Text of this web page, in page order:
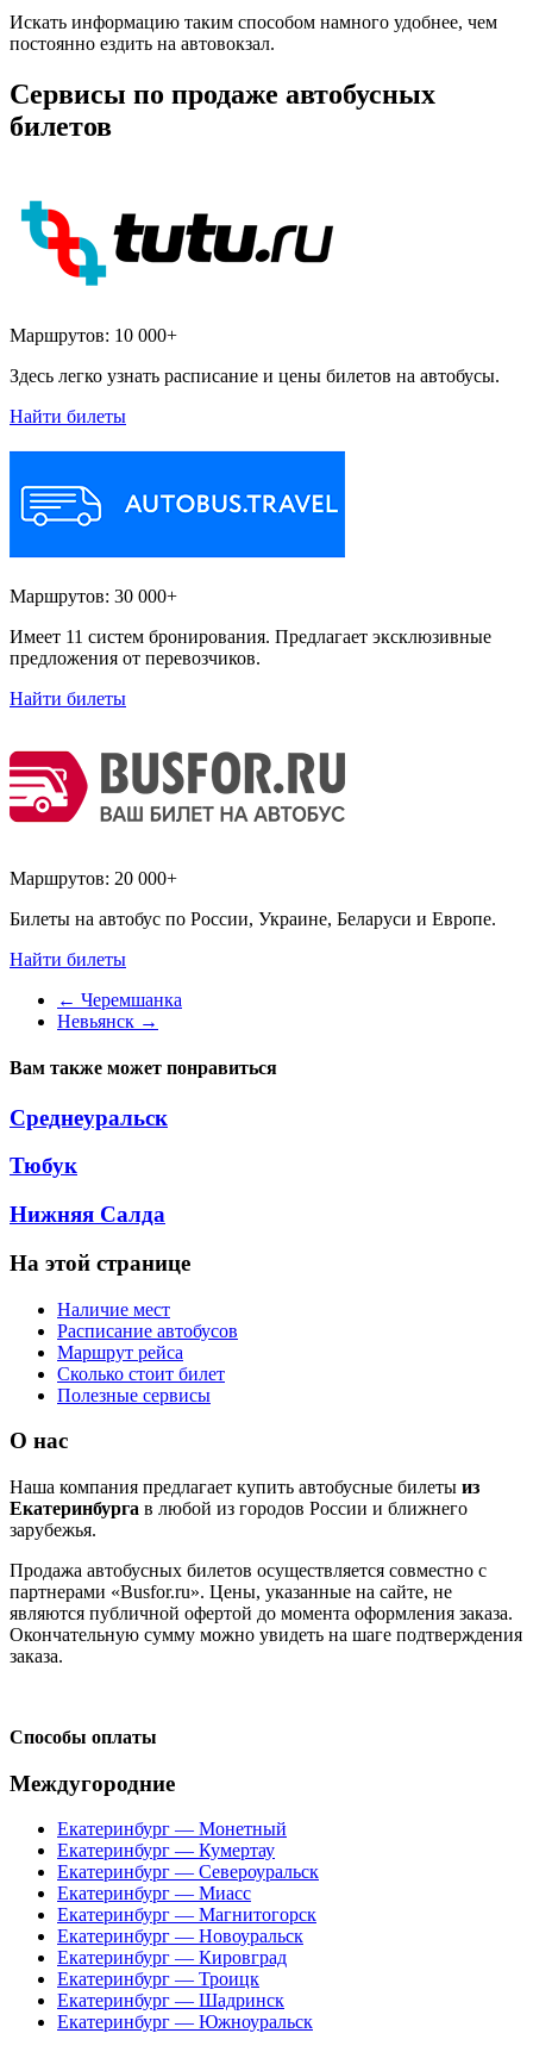
Искать информацию таким способом намного удобнее, чем
постоянно ездить на автовокзал.
Сервисы по продаже автобусных
билетов
Маршрутов: 10 000+
Здесь легко узнать расписание и цены билетов на автобусы.
Найти билеты
Маршрутов: 30 000+
Имеет 11 систем бронирования. Предлагает эксклюзивные
предложения от перевозчиков.
Найти билеты
Маршрутов: 20 000+
Билеты на автобус по России, Украине, Беларуси и Европе.
Найти билеты
← Черемшанка
Невьянск →
Вам также может понравиться
Среднеуральск
Тюбук
Нижняя Салда
На этой странице
Наличие мест
Расписание автобусов
Маршрут рейса
Сколько стоит билет
Полезные сервисы
О нас
Наша компания предлагает купить автобусные билеты из
Екатеринбурга в любой из городов России и ближнего
зарубежья.
Продажа автобусных билетов осуществляется совместно с
партнерами «Busfor.ru». Цены, указанные на сайте, не
являются публичной офертой до момента оформления заказа.
Окончательную сумму можно увидеть на шаге подтверждения
заказа.
Способы оплаты
Междугородние
Екатеринбург — Монетный
Екатеринбург — Кумертау
Екатеринбург — Североуральск
Екатеринбург — Миасс
Екатеринбург — Магнитогорск
Екатеринбург — Новоуральск
Екатеринбург — Кировград
Екатеринбург — Троицк
Екатеринбург — Шадринск
Екатеринбург — Южноуральск